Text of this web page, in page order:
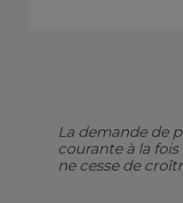
La demande de
courante à la
ne cesse de